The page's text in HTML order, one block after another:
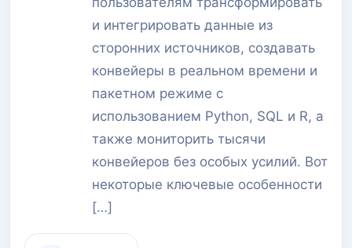
и интегрировать данные из
сторонних источников, создавать
конвейеры в реальном времени и
пакетном режиме с
использованием Python, SQL и R, а
также мониторить тысячи
конвейеров без особых усилий. Вот
некоторые ключевые особенности
[…]